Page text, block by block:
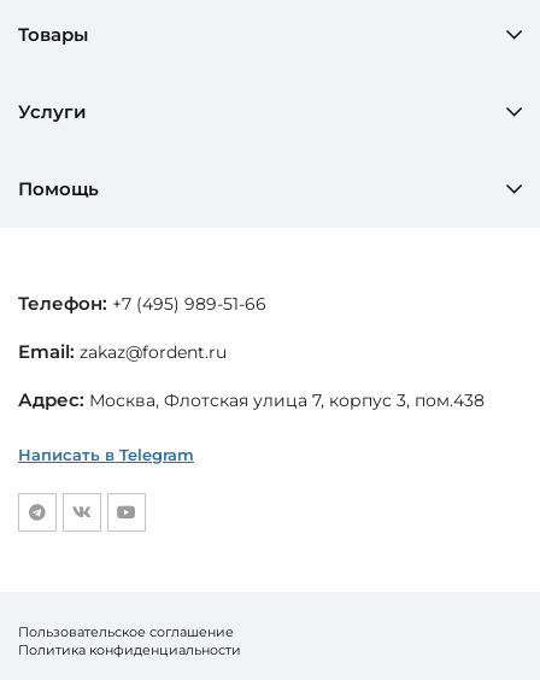
Товары
Услуги
Помощь
Телефон: +7 (495) 989-51-66
Email: zakaz@fordent.ru
Адрес: Москва, Флотская улица 7, корпус 3, пом.438
Написать в Telegram
Пользовательское соглашение
Политика конфиденциальности